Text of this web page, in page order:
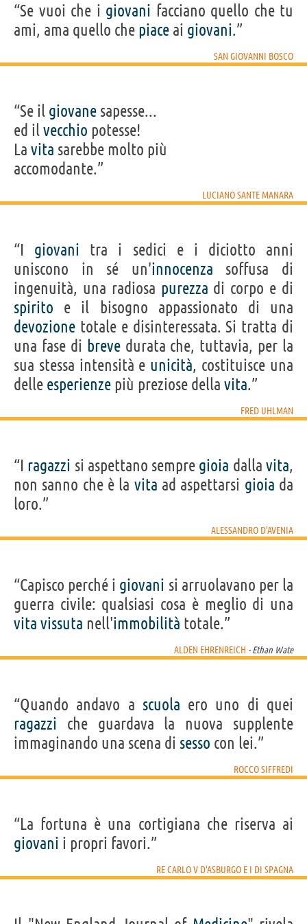
“Se vuoi che i giovani facciano quello che tu
ami, ama quello che piace ai giovani.”
SAN GIOVANNI BOSCO
“Se il giovane sapesse...
ed ilvecchio potesse!
La vita sarebbe molto più
accomodante.”
LUCIANO SANTE MANARA
“I giovani tra i sedici e i diciotto anni
uniscono in sé un'innocenza soffusa di
ingenuità, una radiosa purezza di corpo e di
spirito e il bisogno appassionato di una
devozione totale e disinteressata. Si tratta di
una fase di brevedurata che, tuttavia, per la
sua stessa intensità e unicità, costituisce una
delle esperienze più preziose della vita.”
FRED UHLMAN
“I ragazzi si aspettano sempre gioia dallavita,
non sanno che è la vita ad aspettarsi gioia da
loro.”
ALESSANDRO D'AVENIA
“Capisco perché i giovani si arruolavano per la
guerra civile: qualsiasi cosa è meglio di una
vita vissuta nell'immobilità totale.”
ALDEN EHRENREICH - Ethan Wate
“Quando andavo a scuola ero uno di quei
ragazzi che guardava la nuova supplente
immaginando una scena di sesso con lei.”
ROCCO SIFFREDI
“La fortuna è una cortigiana che riserva ai
giovani i propri favori.”
RE CARLO V D'ASBURGO E I DI SPAGNA